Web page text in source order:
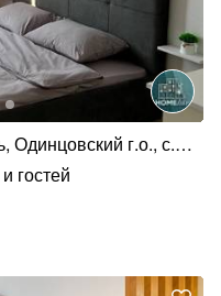
Одинцовский г.о., с.
62
гостей